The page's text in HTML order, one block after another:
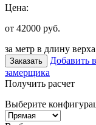
Цена:
от 42000 руб.
за метр в длину
Заказать Добавить
замерщика
Получить расчет
Выберите